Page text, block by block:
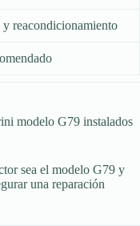
reacondicionamiento
modelo G79 instalados
sea el modelo G79 y
una reparación